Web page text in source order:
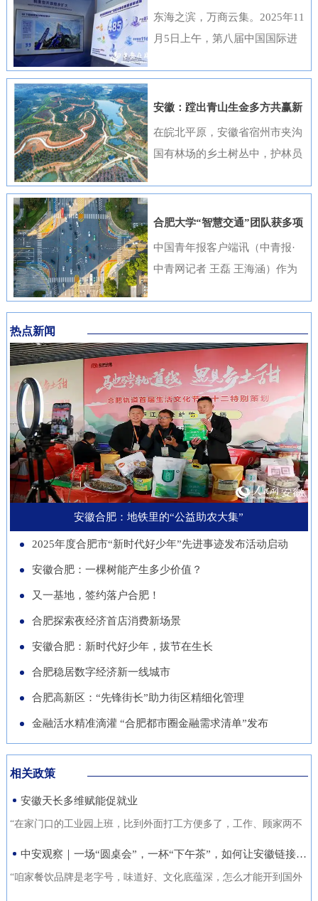
来，邮储银行安徽省分行高度重
应、热情参与。95名员工利用业
余时间潜心创作，共提交89件作
品。经过严格遴选，41件优秀作
《廉心清颂》《缝隙》等获奖作
品构思精巧、寓意深刻，将廉洁
内涵与传统文化元素相融合，充
面的扎实成效。近年来，邮储银
行安徽省分行始终将清廉金融文
化建设摆在重要位置，通过常态
化教育、制度完善与持续宣传，
推动廉洁理念内化于心、外化于
行。在开展正面宣传教育的同
时，该行也注重警示教育，特别
是面向党员领导干部开展“以案
示警、以案为戒、以案促改”专
题教育，着力构建“不敢腐、不
能腐、不想腐”的长效机制，引
态。
元素闪耀进博会
东海之滨，万商云集。2025年11
月5日上午，第八届中国国际进
在上海开幕，安徽交易团携科技
创新成果与厚重文化底蕴再度亮
参会工作，已于9月20日在合肥
进博会外企（安徽）供需对接暨
投资交流活动”，会上，130余家
安徽本土知名企业与21家进博会
系。在本届进博会上，来自安徽
的科技企业带来多件实物展品在
中国馆展出，此外，淮南、池州
等地市的老字号、非遗项目也展
示安徽丰富的文化底蕴。进博八
年，安徽从一个“采购者”，努力
成为“战略合作者”，合作模式也
从单纯的“买产品”向“引技术、
促升级”深化。今年安徽交易团
负责组织新兴产业相关单位参会
招商。这一切都服务于一个更精
准的目标：通过进博会，赋能安
徽正在全力发展的重点产业，努
力推动展商变投资商。科技与开
最快汽车仰望U9、在2025机器
人足球世界杯上夺冠的人形机器
人、可
安徽：蹚出青山生金多方共赢新
路径
在皖北平原，安徽省宿州市夹沟
国有林场的乡土树丛中，护林员
南山区，歙县桂林国有林场的林
下基地里，农户忙着采收黄栀
林，从各自为战到联农共富，安
色变革，在守护江淮生态屏障的
同时，蹚出了一条生态效益、经
济效益、社会效益共赢的新路
径。作为全国林业大省，安徽现
有国有林场100个，经营总面积
超400万亩。近年来，安徽深入
贯彻落实习近平生态文明思想，
以国有林场改革为契机，通过创
新经营模式、拓展产业维度、深
化联农机制，让昔日“只守青山
的“助推器”、绿色经济的“新引
擎”。 扩绿兴绿护绿 筑牢美丽安
徽生态屏障清晨五点，潜山市驼
岭国有林场东风管护点，今年57
1988年参加工作起，这条巡山路
合肥大学“智慧交通”团队获多项
重要进展
中国青年报客户端讯（中青报·
中青网记者 王磊 王海涵）作为
局城市，合肥正在着力打造低空
经济“前沿阵地”。合肥大学“智
慧交通”团队正在基础理论、关
键核心技术、人才队伍、产业发
展等方面全面发力，着力支撑合
肥打造综合交通枢纽科技力量。
近年来，合肥大学智能建造与交
通学院积极布局低空交通发展新
赛道，打造安徽省智慧交通大数
据分析与应用工程实验室等学科
交叉创新平台，联合头部企业开
展低空物流、城市应急等多应用
场景技术攻关。2025年，团
队“基于无人机空天信息的高速
路施工全过程的可视化、智能化
监管需求，通过无人机与 AI 算
法结合，实现高速公路施工安全
隐患实时识别与动态预警，构建
交通领航人才实训基地建设，将
热点新闻
安徽合肥：地铁里的“公益助农大集”
2025年度合肥市“新时代好少年”先进事迹发布活动启动
安徽合肥：一棵树能产生多少价值？
又一基地，签约落户合肥！
合肥探索夜经济首店消费新场景
安徽合肥：新时代好少年，拔节在生长
合肥稳居数字经济新一线城市
合肥高新区：“先锋街长”助力街区精细化管理
金融活水精准滴灌 “合肥都市圈金融需求清单”发布
相关政策
安徽天长多维赋能促就业
“在家门口的工业园上班，比到外面打工方便多了，工作、顾家两不
中安观察｜一场“圆桌会”，一杯“下午茶”，如何让安徽链接世界？
“咱家餐饮品牌是老字号，味道好、文化底蕴深，怎么才能开到国外